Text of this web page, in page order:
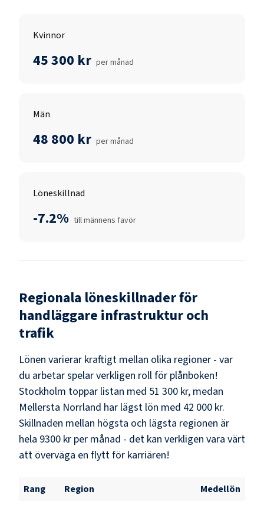
Kvinnor
45 300 kr per månad
Män
48 800 kr per månad
Löneskillnad
-7.2% till männens favör
Regionala löneskillnader för
handläggare infrastruktur och
trafik
Lönen varierar kraftigt mellan olika regioner - var
du arbetar spelar verkligen roll för plånboken!
Stockholm toppar listan med 51 300 kr, medan
Mellersta Norrland har lägst lön med 42 000 kr.
Skillnaden mellan högsta och lägsta regionen är
hela 9300 kr per månad - det kan verkligen vara värt
att överväga en flytt för karriären!
Rang Region
Medellön